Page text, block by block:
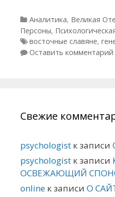
Рубрики
Аналитика, Великая
Персоны,
Метки
восточные славяне,
Оставить комментарий
Свежие
psychologist к записи
psychologist к записи
ОСВЕЖАЮЩИЙ
online к записи О